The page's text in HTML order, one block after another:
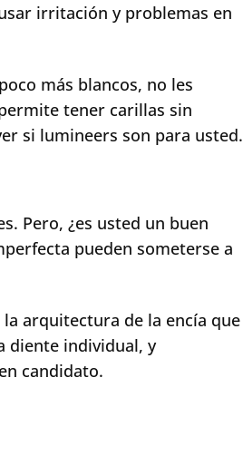
irritación y problemas en
más blancos, no les
tener carillas sin
si lumineers son para usted.
Pero, ¿es usted un buen
pueden someterse a
arquitectura de la encía que
diente individual, y
candidato.